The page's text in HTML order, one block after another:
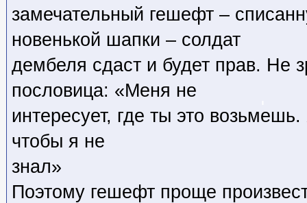
замечательный гешефт –
новенькой шапки – солдат
дембеля сдаст и будет прав. Не
пословица: «Меня не
интересует, где ты это
чтобы я не
знал»
Поэтому гешефт проще